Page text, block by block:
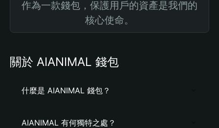
作為一款錢包，保護用戶的資產是我們的
核心使命。
關於 AIANIMAL 錢包
什麼是 AIANIMAL 錢包？
AIANIMAL 有何獨特之處？